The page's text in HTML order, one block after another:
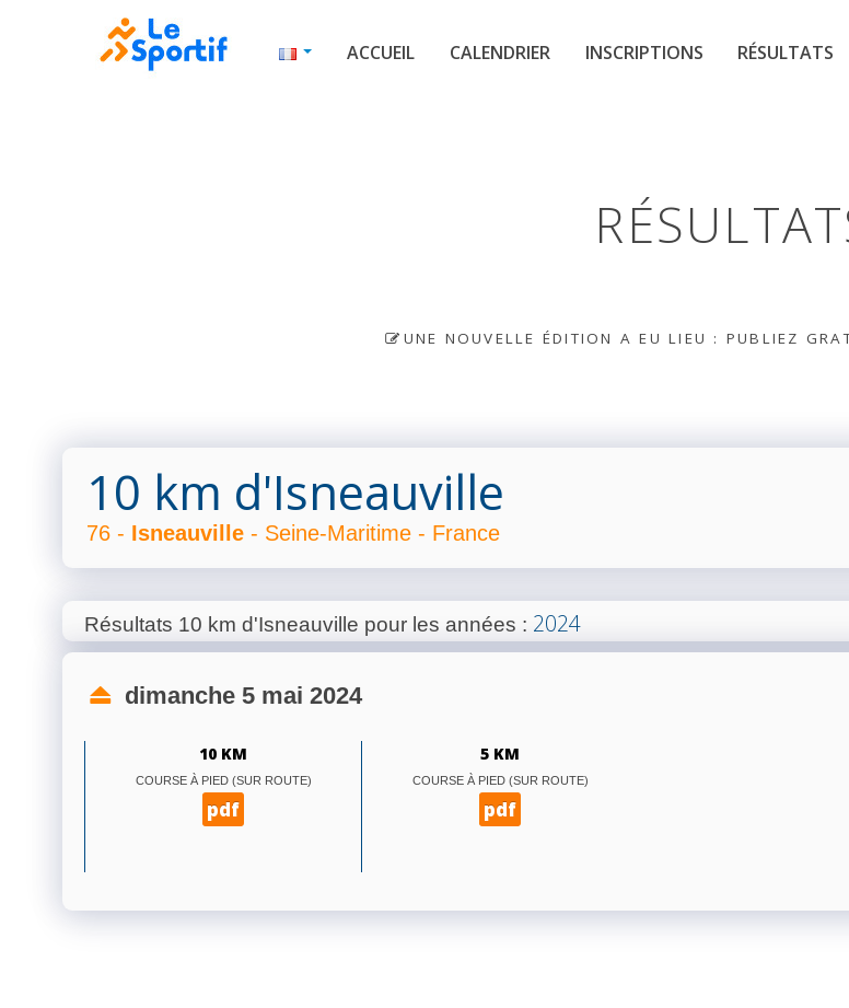
ACCUEIL CALENDRIER INSCRIPTIONS RÉSULTATS
UNE NOUVELLE ÉDITION A EU LIEU : PUBLIEZ
10 km d'Isneauville
76 - Isneauville - Seine-Maritime - France
Résultats 10 km d'Isneauville pour les années : 2024
dimanche 5 mai 2024
10 KM
COURSE À PIED (SUR ROUTE)
pdf
5 KM
COURSE À PIED (SUR ROUTE)
pdf